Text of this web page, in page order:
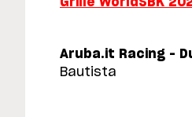
Aruba.it Racing –
Bautista